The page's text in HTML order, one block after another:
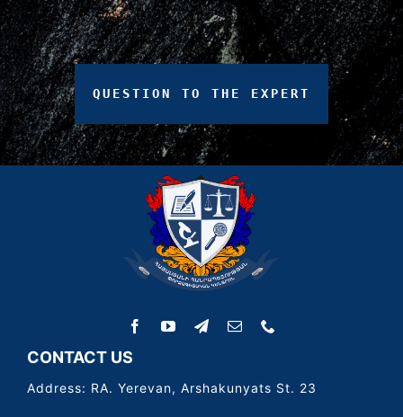
QUESTION TO THE EXPERT
CONTACT US
Address: RA. Yerevan, Arshakunyats St. 23